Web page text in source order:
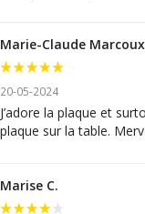
Marie-Claude Marcoux
20-05-2024
J’adore la plaque et
plaque sur la table.
Marise C.